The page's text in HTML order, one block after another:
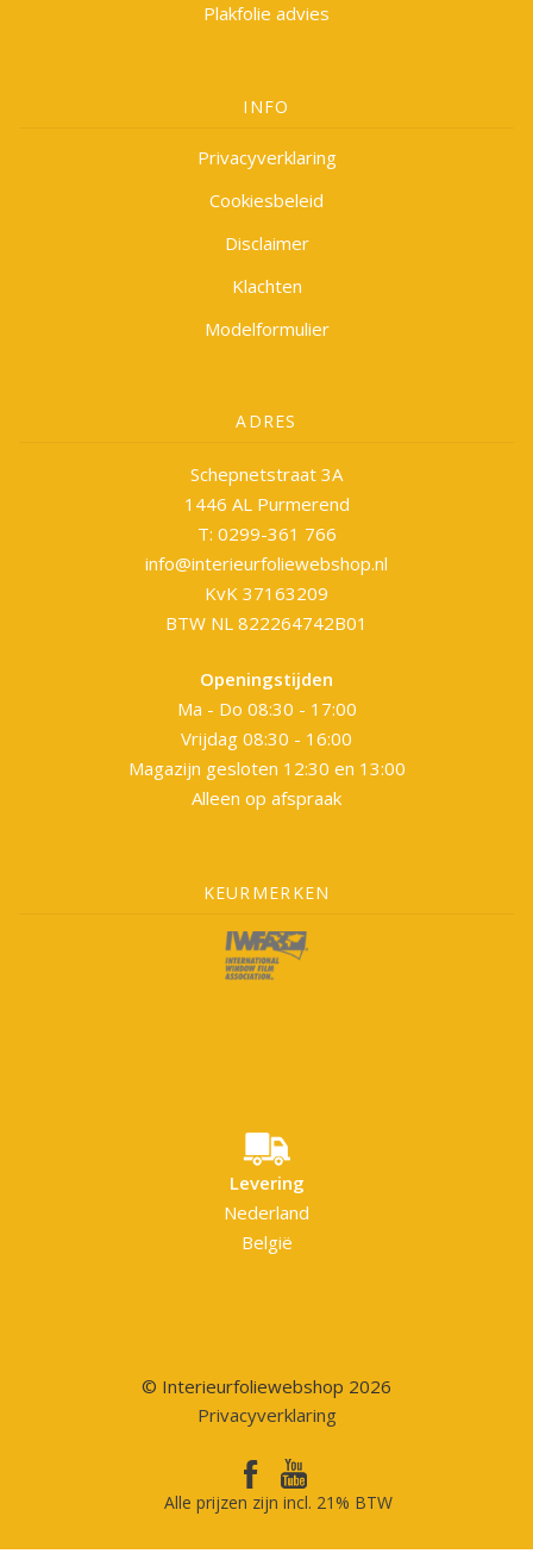
Plakfolie advies
INFO
Privacyverklaring
Cookiesbeleid
Disclaimer
Klachten
Modelformulier
ADRES
Schepnetstraat 3A
1446 AL Purmerend
T: 0299-361 766
info@interieurfoliewebshop.nl
KvK 37163209
BTW NL 822264742B01
Openingstijden
Ma - Do 08:30 - 17:00
Vrijdag 08:30 - 16:00
Magazijn gesloten 12:30 en 13:00
Alleen op afspraak
KEURMERKEN
Levering
Nederland
België
© Interieurfoliewebshop 2026
Privacyverklaring
Alle prijzen zijn incl. 21% BTW